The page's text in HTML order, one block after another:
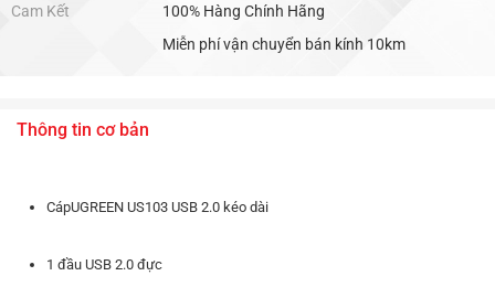
Cam Kết
100% Hàng Chính Hãng
Miễn phí vận chuyển bán kính 10km
Thông tin cơ bản
CápUGREEN US103 USB 2.0 kéo dài
1 đầu USB 2.0 đực